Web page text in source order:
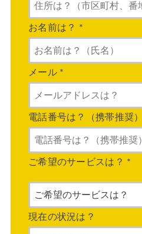
お名前は？ *
メール *
電話番号は？（携帯推奨）
ご希望のサービスは？ *
現在の状況は？